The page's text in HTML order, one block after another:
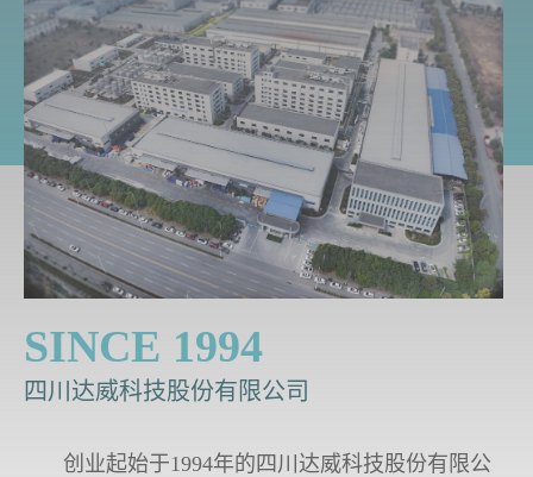
SINCE 1994
四川达威科技股份有限公司
创业起始于1994年的四川达威科技股份有限公